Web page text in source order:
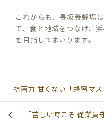
これからも、長坂養蜂場
て、食と地域をつなげ、
を目指してまいります。
抗菌力 甘くない「蜂蜜マ
「苦しい時こそ 従業員